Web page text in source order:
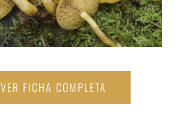
VER FICHA COMPLETA